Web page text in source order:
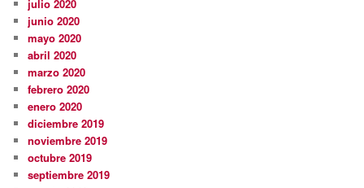
julio 2020
junio 2020
mayo 2020
abril 2020
marzo 2020
febrero 2020
enero 2020
diciembre 2019
noviembre 2019
octubre 2019
septiembre 2019